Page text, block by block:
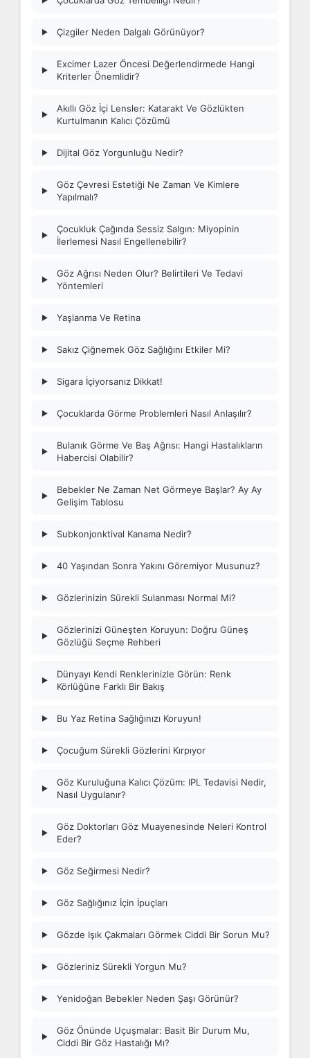
▶ Çizgiler Neden Dalgalı Görünüyor?
▶
Excimer Lazer Öncesi Değerlendirmede Hangi
Kriterler Önemlidir?
▶
Akıllı Göz İçi Lensler: Katarakt Ve Gözlükten
Kurtulmanın Kalıcı Çözümü
▶ Dijital Göz Yorgunluğu Nedir?
▶
Göz Çevresi Estetiği Ne Zaman Ve Kimlere
Yapılmalı?
▶
Çocukluk Çağında Sessiz Salgın: Miyopinin
İlerlemesi Nasıl Engellenebilir?
▶
Göz Ağrısı Neden Olur? Belirtileri Ve Tedavi
Yöntemleri
▶ Yaşlanma Ve Retina
▶ Sakız Çiğnemek Göz Sağlığını Etkiler Mi?
▶ Sigara İçiyorsanız Dikkat!
▶ Çocuklarda Görme Problemleri Nasıl Anlaşılır?
▶
Bulanık Görme Ve Baş Ağrısı: Hangi Hastalıkların
Habercisi Olabilir?
▶
Bebekler Ne Zaman Net Görmeye Başlar? Ay Ay
Gelişim Tablosu
▶ Subkonjonktival Kanama Nedir?
▶ 40 Yaşından Sonra Yakını Göremiyor Musunuz?
▶ Gözlerinizin Sürekli Sulanması Normal Mi?
▶
Gözlerinizi Güneşten Koruyun: Doğru Güneş
Gözlüğü Seçme Rehberi
▶
Dünyayı Kendi Renklerinizle Görün: Renk
Körlüğüne Farklı Bir Bakış
▶ Bu Yaz Retina Sağlığınızı Koruyun!
▶ Çocuğum Sürekli Gözlerini Kırpıyor
▶
Göz Kuruluğuna Kalıcı Çözüm: IPL Tedavisi Nedir,
Nasıl Uygulanır?
▶
Göz Doktorları Göz Muayenesinde Neleri Kontrol
Eder?
▶ Göz Seğirmesi Nedir?
▶ Göz Sağlığınız İçin İpuçları
▶ Gözde Işık Çakmaları Görmek Ciddi Bir Sorun Mu?
▶ Gözleriniz Sürekli Yorgun Mu?
▶ Yenidoğan Bebekler Neden Şaşı Görünür?
▶
Göz Önünde Uçuşmalar: Basit Bir Durum Mu,
Ciddi Bir Göz Hastalığı Mı?